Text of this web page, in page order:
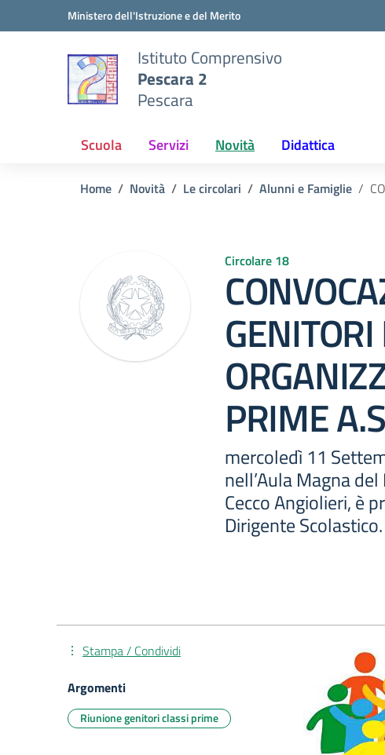
Vai ai contenuti
Vai al menu di navigazioneMinistero dell'Istruzione e del Merito
Istituto Comprensivo
Pescara 2
Pescara
Scuola Servizi Novità Didattica
Home Novità Le circolari Alunni e Famiglie
Circolare 18
PRIME
mercoledì 11
nell’Aula Magna
Cecco Angiolieri, è
Dirigente Scolastico.
Stampa / Condividi
Argomenti
Riunione genitori classi prime